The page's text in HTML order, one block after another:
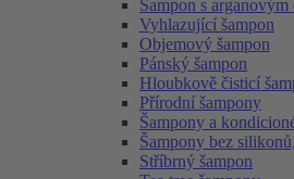
Šampon s arganovým
Vyhlazující šampon
Objemový šampon
Pánský šampon
Hloubkově čisticí
Přírodní šampony
Šampony a
Šampony bez
Stříbrný šampon